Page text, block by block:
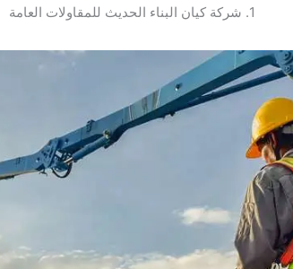
1. شركة كيان البناء الحديث للمقاولات العامة